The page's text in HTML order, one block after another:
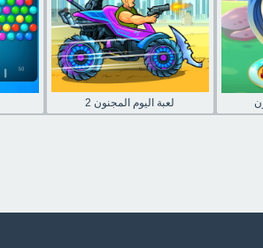
لعبة اليوم المجنون 2